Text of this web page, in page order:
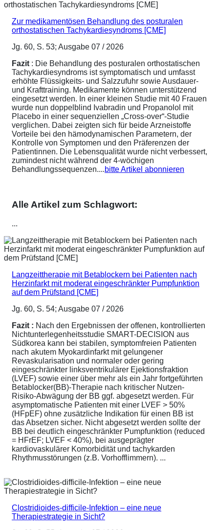
Zur medikamentösen Behandlung des posturalen
orthostatischen Tachykardiesyndroms [CME]
Jg. 60, S. 53; Ausgabe 07 / 2026
Fazit : Die Behandlung des posturalen orthostatischen
Tachykardiesyndroms ist symptomatisch und umfasst
erhöhte Flüssigkeits- und Salzzufuhr sowie Ausdauer-
und Krafttraining. Medikamente können unterstützend
eingesetzt werden. In einer kleinen Studie mit 40 Frauen
wurde nun doppelblind Ivabradin und Propanolol mit
Placebo in einer sequenziellen „Cross-over“-Studie
verglichen. Dabei zeigten sich für beide Arzneistoffe
Vorteile bei den hämodynamischen Parametern, der
Kontrolle von Symptomen und den Präferenzen der
Patientinnen. Die Lebensqualität wurde nicht verbessert,
zumindest nicht während der 4-wöchigen
Behandlungssequenzen....bitte Artikel abonnieren
Alle Artikel zum Schlagwort:
...
Langzeittherapie mit Betablockern bei Patienten nach
Herzinfarkt mit moderat eingeschränkter Pumpfunktion
auf dem Prüfstand [CME]
Jg. 60, S. 54; Ausgabe 07 / 2026
Fazit : Nach den Ergebnissen der offenen, kontrollierten
Nichtunterlegenheitsstudie SMART-DECISION aus
Südkorea kann bei stabilen, symptomfreien Patienten
nach akutem Myokardinfarkt mit gelungener
Revaskularisation und normaler oder gering
eingeschränkter linksventrikulärer Ejektionsfraktion
(LVEF) sowie einer über mehr als ein Jahr fortgeführten
Betablocker(BB)-Therapie nach kritischer Nutzen-
Risiko-Abwägung der BB ggf. abgesetzt werden. Für
asymptomatische Patienten mit einer LVEF > 50%
(HFpEF) ohne zusätzliche Indikation für einen BB ist
das Absetzen sicher. Nicht abgesetzt werden sollte der
BB bei deutlich eingeschränkter Pumpfunktion (reduced
= HFrEF; LVEF < 40%), bei ausgeprägter
kardiovaskulärer Komorbidität und tachykarden
Rhythmusstörungen (z.B. Vorhofflimmern). ...
Clostridioides-difficile-Infektion – eine neue
Therapiestrategie in Sicht?